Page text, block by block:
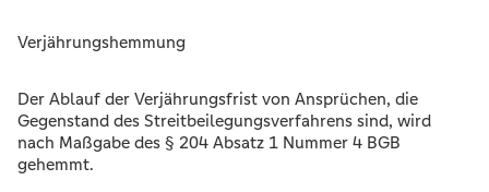
Verjährungshemmung
Der Ablauf der Verjährungsfrist von Ansprüchen, die
Gegenstand des Streitbeilegungsverfahrens sind, wird
nach Maßgabe des § 204 Absatz 1 Nummer 4 BGB
gehemmt.